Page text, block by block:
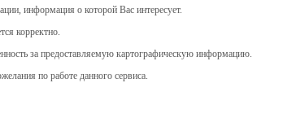
информация о которой Вас интересует.
корректно.
за предоставляемую картографическую информацию.
по работе данного сервиса.